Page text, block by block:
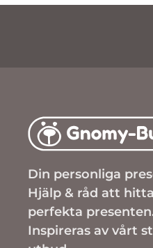
Din personliga
Hjälp & råd att
perfekta
Inspireras av vårt